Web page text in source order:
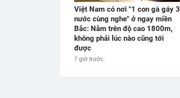
Việt Nam có nơi "1 con gà gáy 3
nước cùng nghe" ở ngay miền
Bắc: Nằm trên độ cao 1800m,
không phải lúc nào cũng tới
được
7 giờ trước